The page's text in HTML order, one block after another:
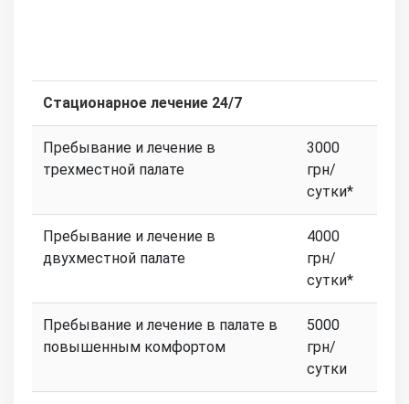
Стационарное лечение 24/7
Пребывание и лечение в
трехместной палате
3000
грн/
сутки*
Пребывание и лечение в
двухместной палате
4000
грн/
сутки*
Пребывание и лечение в палате в
повышенным комфортом
5000
грн/
сутки